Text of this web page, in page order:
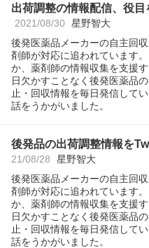
出荷調整の情報配信、役
2021/08/30 星野智大
後発医薬品メーカーの自主回
剤師が対応に追われています
か、薬剤師の情報収集を支援
日欠かすことなく後発医薬品
止・回収情報を毎日発信して
話をうかがいました。
後発品の出荷調整情報を
21/08/28
星野智大
後発医薬品メーカーの自主回
剤師が対応に追われています
か、薬剤師の情報収集を支援
日欠かすことなく後発医薬品
止・回収情報を毎日発信して
話をうかがいました。